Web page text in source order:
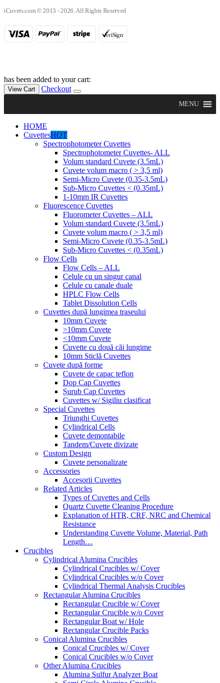
iCuvets.com © 2013 - 2026. All Rights Reserved
has been added to your cart:
View Cart Checkout
MENU
HOME
CuvettesHOT
Spectrophotometer Cuvettes
Spectrophotometer Cuvettes- ALL
Volum standard Cuvete (3.5mL)
Cuvete volum macro ( > 3,5 ml)
Semi-Micro Cuvete (0.35-3.5mL)
Sub-Micro Cuvettes < (0.35mL)
1-10mm IR Cuvettes
Fluorescence Cuvettes
Fluorometer Cuvettes – ALL
Volum standard Cuvete (3.5mL)
Cuvete volum macro ( > 3,5 ml)
Semi-Micro Cuvete (0.35-3.5mL)
Sub-Micro Cuvettes < (0.35mL)
Flow Cells
Flow Cells – ALL
Celule cu un singur canal
Celule cu canale duale
HPLC Flow Cells
Tablet Dissolution Cells
Cuvettes după lungimea traseului
10mm Cuvete
>10mm Cuvete
<10mm Cuvete
Cuvette cu două căi lungime
10mm Sticlă Cuvettes
Cuvete după forme
Cuvete de capac teflon
Dop Cap Cuvettes
Șurub Cap Cuvettes
Cuvettes w/ Sigiliu clasificat
Special Cuvettes
Triunghi Cuvettes
Cylindrical Cells
Cuvete demontabile
Tandem/Cuvete divizate
Custom Design
Cuvete personalizate
Accessories
Accesorii Cuvettes
Related Articles
Types of Cuvettes and Cells
Quartz Cuvette Cleaning Procedure
Explanation of HTR, CRF, NRC and Chemical
Resistance
Understanding Cuvette Volume, Material, Path
Length…
Crucibles
Cylindrical Alumina Crucibles
Cylindrical Crucibles w/ Cover
Cylindrical Crucibles w/o Cover
Cylindrical Thermal Analysis Crucibles
Rectangular Alumina Crucibles
Rectangular Crucible w/ Cover
Rectangular Crucible w/o Cover
Rectangular Boat w/ Hole
Rectangular Crucible Packs
Conical Alumina Crucibles
Conical Crucibles w/ Cover
Conical Crucibles w/o Cover
Other Alumina Crucibles
Alumina Sulfur Analyzer Boat